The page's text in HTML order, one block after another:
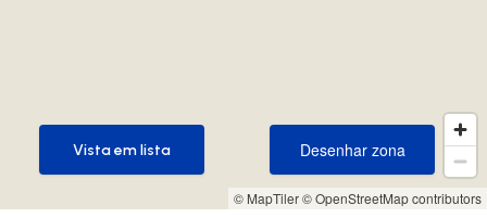
© MapTiler© OpenStreetMap contributors
Desenhar zona
Desenhar zona
Vista em lista
Vista em lista